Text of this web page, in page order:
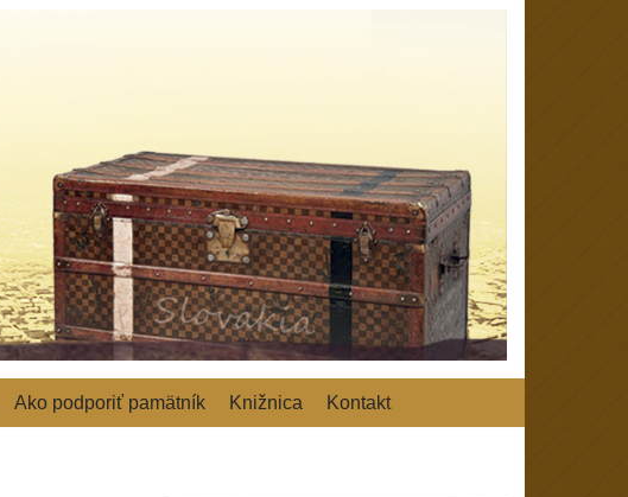
Ako podporiť pamätník Knižnica Kontakt